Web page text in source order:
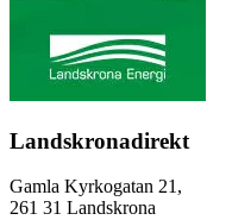
Landskronadirekt
Gamla Kyrkogatan 21,
261 31 Landskrona